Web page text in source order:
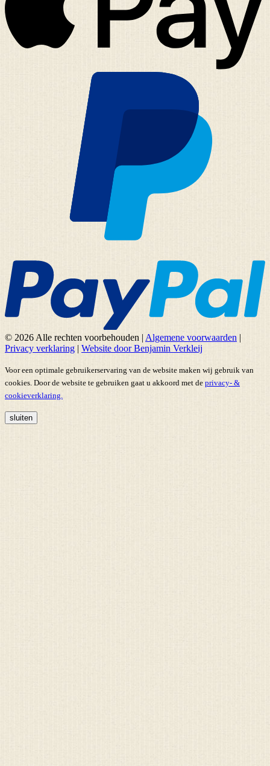
© 2026 Alle rechten voorbehouden | Algemene voorwaarden |
Privacy verklaring | Website door Benjamin Verkleij
Voor een optimale gebruikerservaring van de website maken wij gebruik van
cookies. Door de website te gebruiken gaat u akkoord met de privacy- &
cookieverklaring.
sluiten